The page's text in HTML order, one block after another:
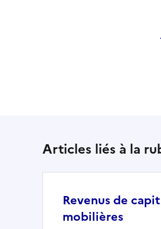
Articles liés à la
Revenus de
mobilières